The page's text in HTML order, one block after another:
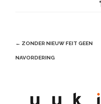
Post
navigation
← ZONDER NIEUW FEIT GEEN
NAVORDERING